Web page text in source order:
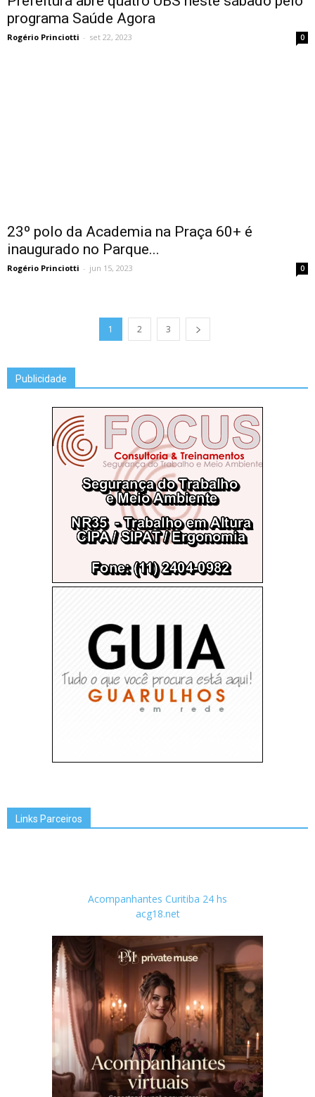
programa Saúde Agora
Rogério Princiotti - set 22, 2023 0
23º polo da Academia na Praça 60+ é
inaugurado no Parque...
Rogério Princiotti - jun 15, 2023 0
1 2 3
Publicidade
Links Parceiros
Acompanhantes Curitiba 24 hs
acg18.net